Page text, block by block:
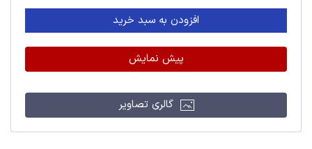
افزودن به سبد خرید
پیش نمایش
گالری تصاویر